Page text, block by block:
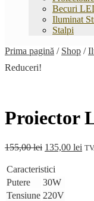
Becuri
Iluminat
Stalpi
Prima pagină / Shop /
Reduceri!
Proiector
155,00lei Prețul
a
fost:
135,00 lei
Caracteristici
Putere
30W
Tensiune 220V